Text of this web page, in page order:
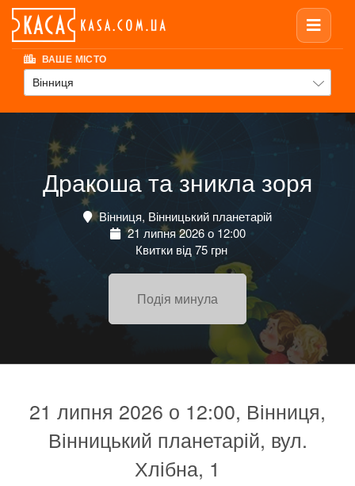
ВАШЕ МІСТО
Вінниця
Дракоша та зникла зоря
Вінниця, Вінницький планетарій
21 липня 2026 о 12:00
Квитки від 75 грн
Подія минула
21 липня 2026 о 12:00, Вінниця,
Вінницький планетарій, вул.
Хлібна, 1